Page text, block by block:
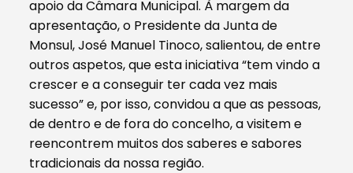
apoio da Câmara Municipal. À margem da
apresentação, o Presidente da Junta de
Monsul, José Manuel Tinoco, salientou, de entre
outros aspetos, que esta iniciativa “tem vindo a
crescer e a conseguir ter cada vez mais
sucesso” e, por isso, convidou a que as pessoas,
de dentro e de fora do concelho, a visitem e
reencontrem muitos dos saberes e sabores
tradicionais da nossa região.